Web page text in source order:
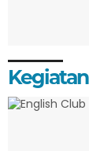
Kegiatan